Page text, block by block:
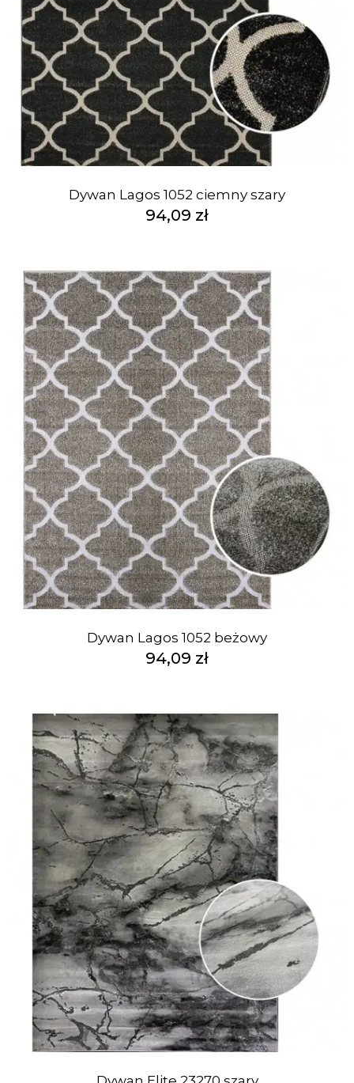
Dywan Lagos 1052 ciemny szary
94,09 zł
Dywan Lagos 1052 beżowy
94,09 zł